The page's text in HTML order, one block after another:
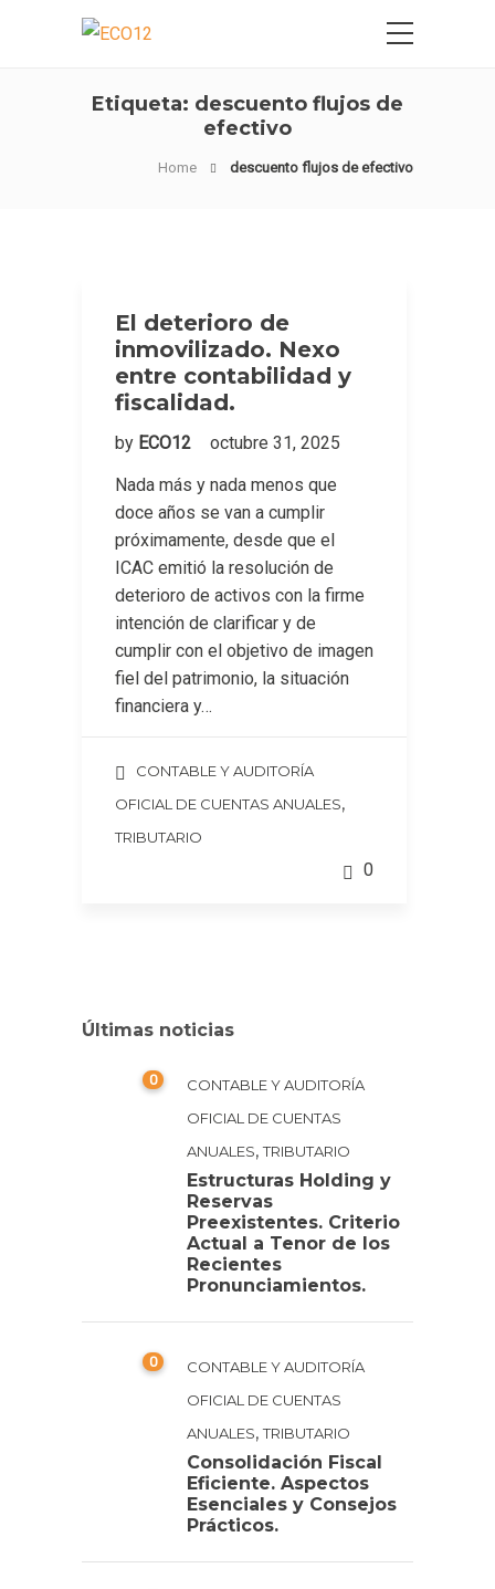
Etiqueta: descuento flujos de
efectivo
Home descuento flujos de efectivo
El deterioro de
inmovilizado. Nexo
entre contabilidad y
fiscalidad.
by ECO12
octubre 31, 2025
Nada más y nada menos que
doce años se van a cumplir
próximamente, desde que el
ICAC emitió la resolución de
deterioro de activos con la firme
intención de clarificar y de
cumplir con el objetivo de imagen
fiel del patrimonio, la situación
financiera y…
CONTABLE Y AUDITORÍA
OFICIAL DE CUENTAS ANUALES,
TRIBUTARIO
0
Últimas noticias
0
CONTABLE Y AUDITORÍA
OFICIAL DE CUENTAS
ANUALES,TRIBUTARIO
Estructuras Holding y
Reservas
Preexistentes. Criterio
Actual a Tenor de los
Recientes
Pronunciamientos.
0
CONTABLE Y AUDITORÍA
OFICIAL DE CUENTAS
ANUALES,TRIBUTARIO
Consolidación Fiscal
Eficiente. Aspectos
Esenciales y Consejos
Prácticos.